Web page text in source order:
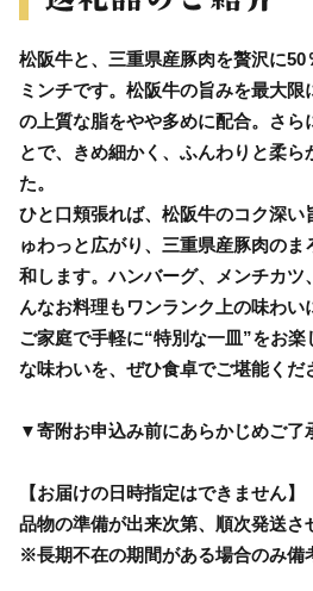
松阪牛と、三重県産豚肉を贅沢に
ミンチです。松阪牛の旨みを最大
の上質な脂をやや多めに配合。さら
とで、きめ細かく、ふんわりと柔ら
た。
ひと口頬張れば、松阪牛のコク深い
ゅわっと広がり、三重県産豚肉のま
和します。ハンバーグ、メンチカツ
んなお料理もワンランク上の味わい
ご家庭で手軽に“特別な一皿”をお
な味わいを、ぜひ食卓でご堪能くだ
▼寄附お申込み前にあらかじめご了
【お届けの日時指定はできません】
品物の準備が出来次第、順次発送さ
※長期不在の期間がある場合のみ備